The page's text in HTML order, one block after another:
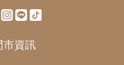
市資訊